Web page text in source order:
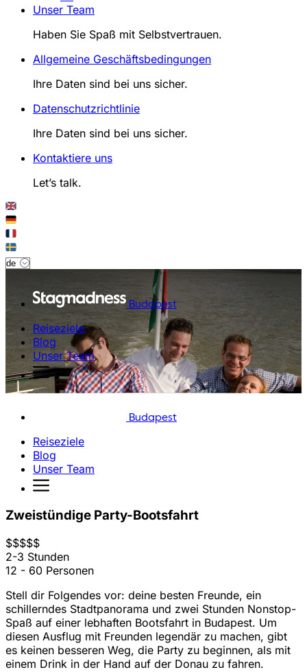
Unser Team
Haben Sie Spaß mit Selbstvertrauen.
Allgemeine Geschäftsbedingungen
Ihre Daten sind bei uns sicher.
Datenschutzrichtlinie
Ihre Daten sind bei uns sicher.
Kontaktiere uns
Let’s talk.
Budapest
Reiseziele
Blog
Unser Team
Budapest
Reiseziele
Blog
Unser Team
Zweistündige Party-Bootsfahrt
$$$$$
2-3 Stunden
12 - 60 Personen
Stell dir Folgendes vor: deine besten Freunde, ein
schillerndes Stadtpanorama und zwei Stunden Nonstop-
Spaß auf einer lebhaften Bootsfahrt in Budapest. Um
diesen Ausflug mit Freunden legendär zu machen, gibt
es keinen besseren Weg, die Party zu beginnen, als mit
einem Drink in der Hand auf der Donau zu fahren.